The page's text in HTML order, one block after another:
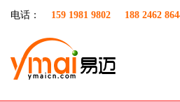
电话： 159 1981 9802 188 2462